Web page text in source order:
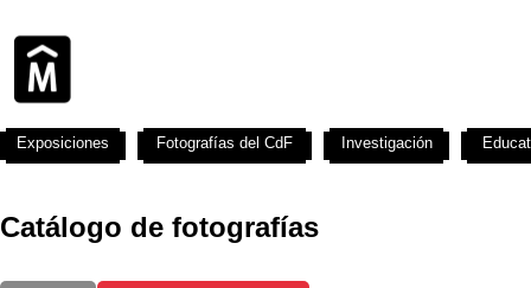
Catálogo de fotografías
Exposiciones Fotografías del CdF Investigación